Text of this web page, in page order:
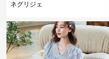
ネグリジェ